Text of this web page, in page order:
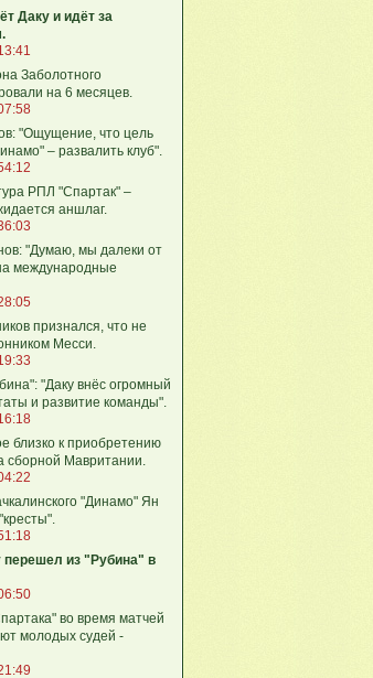
Даку и идёт за
Заболотного
на 6 месяцев.
"Ощущение, что цель
– развалить клуб".
РПЛ "Спартак" –
аншлаг.
"Думаю, мы далеки от
международные
признался, что не
Месси.
"Даку внёс огромный
и развитие команды".
близко к приобретению
сборной Мавритании.
"Динамо" Ян
перешел из "Рубина" в
во время матчей
молодых судей -